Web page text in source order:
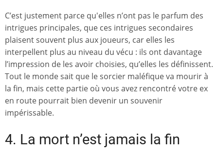
C’est justement parce qu'elles n’ont pas le parfum des
intrigues principales, que ces intrigues secondaires
plaisent souvent plus aux joueurs, car elles les
interpellent plus au niveau du vécu : ils ont davantage
l’impression de les avoir choisies, qu’elles les définissent.
Tout le monde sait que le sorcier maléfique va mourir à
la fin, mais cette partie où vous avez rencontré votre ex
en route pourrait bien devenir un souvenir
impérissable.
4. La mort n’est jamais la fin